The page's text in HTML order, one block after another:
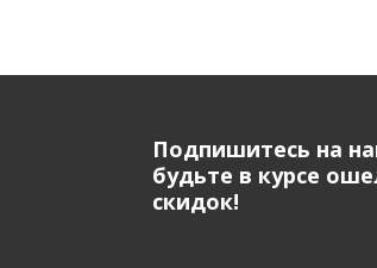
Подпишитесь на
будьте в курсе
скидок!